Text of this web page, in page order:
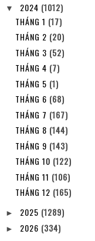
▼ 2024 (1012)
THÁNG 1 (17)
THÁNG 2 (20)
THÁNG 3 (52)
THÁNG 4 (7)
THÁNG 5 (1)
THÁNG 6 (68)
THÁNG 7 (167)
THÁNG 8 (144)
THÁNG 9 (143)
THÁNG 10 (122)
THÁNG 11 (106)
THÁNG 12 (165)
► 2025 (1289)
► 2026 (334)